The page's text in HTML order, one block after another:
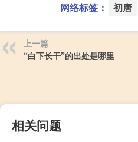
网络标签： 初唐
上一篇
“白下长干”的出处是哪里
相关问题